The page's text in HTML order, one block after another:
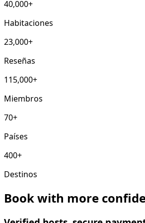
40,000+
Habitaciones
23,000+
Reseñas
115,000+
Miembros
70+
Países
400+
Destinos
Book with more